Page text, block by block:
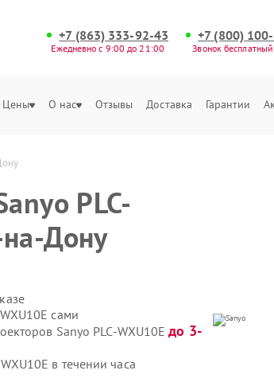
+7 (863) 333-92-43
Ежедневно с 9:00 до 21:00
+7 (800)
Звонок
Цены О нас Отзывы Доставка Гарантии
PLC-
Дону
сами
Sanyo PLC-WXU10Eдо 3-
в течении часа